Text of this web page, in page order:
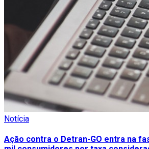
Notícia
Ação contra o Detran-GO entra na